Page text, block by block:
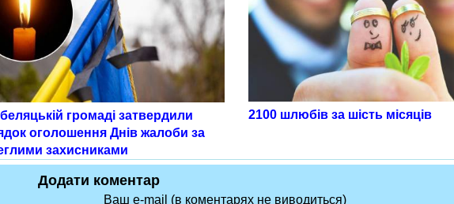
громаді затвердили
оголошення Днів жалоби за
захисниками
2100 шлюбів за шість місяців
Додати коментар
Ваш e-mail (в коментарях не виводиться)